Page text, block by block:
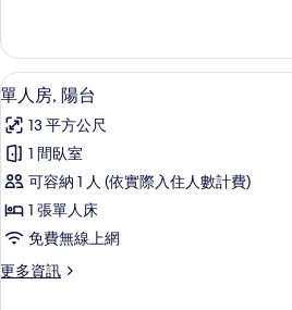
山
景
(Eiger)
的
所
有
相
片
雙
人
房,
台,
山
景
(Eiger)
的
詳
情
顯
示
單
人
房,
陽
的
單人
5
單人房, 陽台
13 平方公尺
1 間臥室
可容納 1 人 (依實際入住人數計費)
1 張單人床
免費無線上網
更多資訊
更